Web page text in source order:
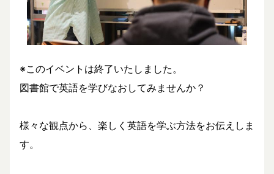
※このイベントは終了いたしました。
図書館で英語を学びなおしてみませんか？
様々な観点から、楽しく英語を学ぶ方法をお伝えしま
す。